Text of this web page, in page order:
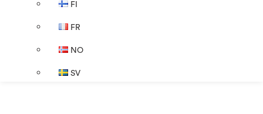
FI
FR
NO
SV